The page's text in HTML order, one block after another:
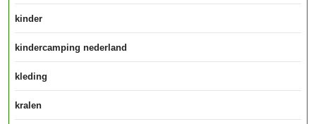
kinder
kindercamping nederland
kleding
kralen